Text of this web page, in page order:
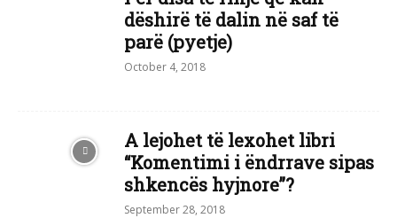
dëshirë të dalin në saf të
parë (pyetje)
October 4, 2018
A lejohet të lexohet libri
“Komentimi i ëndrrave sipas
shkencës hyjnore”?
September 28, 2018